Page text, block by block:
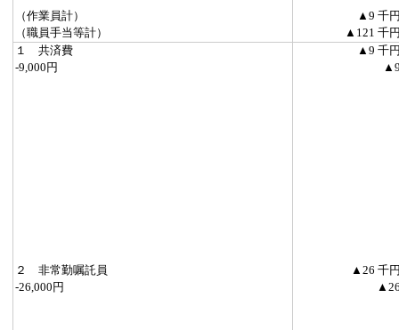
（作業員計）
▲9 千
（職員手当等計）
▲121 千
１ 共済費
▲9 千
-9,000円
２ 非常勤嘱託員
▲26 千
-26,000円